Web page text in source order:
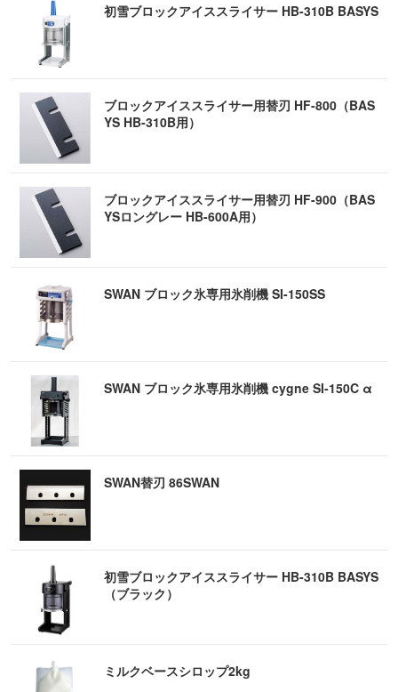
初雪ブロックアイススライサー HB-310B BASYS
ブロックアイススライサー用替刃 HF-800（BAS
YS HB-310B用）
ブロックアイススライサー用替刃 HF-900（BAS
YSロングレー HB-600A用）
SWAN ブロック氷専用氷削機 SI-150SS
SWAN ブロック氷専用氷削機 cygne SI-150C α
SWAN替刃 86SWAN
初雪ブロックアイススライサー HB-310B BASYS
（ブラック）
ミルクベースシロップ2kg